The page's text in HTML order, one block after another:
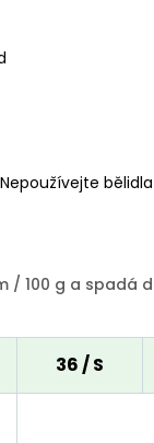
100 g a spadá
36 / S